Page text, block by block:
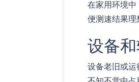
在家用环境中
便测速结果理
设备
设备老旧或运